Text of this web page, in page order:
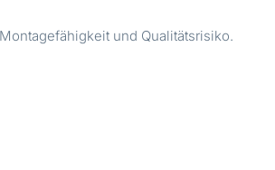
und Qualitätsrisiko.